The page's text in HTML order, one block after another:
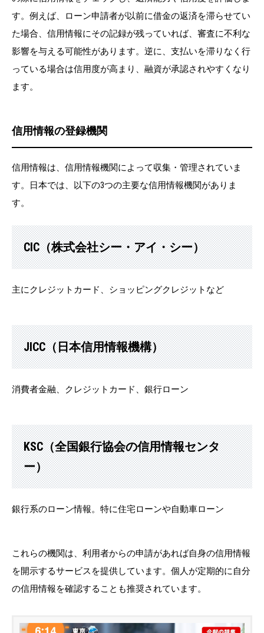
す。例えば、ローン申請者が以前に借金の返済を滞らせてい
た場合、信用情報にその記録が残っていれば、審査に不利な
影響を与える可能性があります。逆に、支払いを滞りなく行
っている場合は信用度が高まり、融資が承認されやすくなり
ます。
信用情報の登録機関
信用情報は、信用情報機関によって収集・管理されていま
す。日本では、以下の3つの主要な信用情報機関がありま
す。
CIC（株式会社シー・アイ・シー）
主にクレジットカード、ショッピングクレジットなど
JICC（日本信用情報機構）
消費者金融、クレジットカード、銀行ローン
KSC（全国銀行協会の信用情報センタ
ー）
銀行系のローン情報。特に住宅ローンや自動車ローン
これらの機関は、利用者からの申請があれば自身の信用情報
を開示するサービスを提供しています。個人が定期的に自分
の信用情報を確認することも推奨されています。